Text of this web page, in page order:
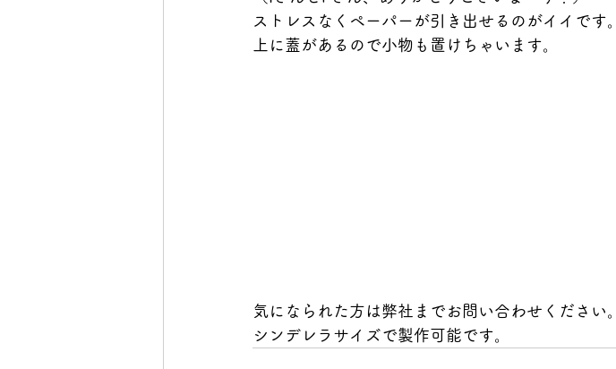
ストレスなくペーパーが引き出せるのがイイです。
上に蓋があるので小物も置けちゃいます。
気になられた方は弊社までお問い合わせください。
シンデレラサイズで製作可能です。